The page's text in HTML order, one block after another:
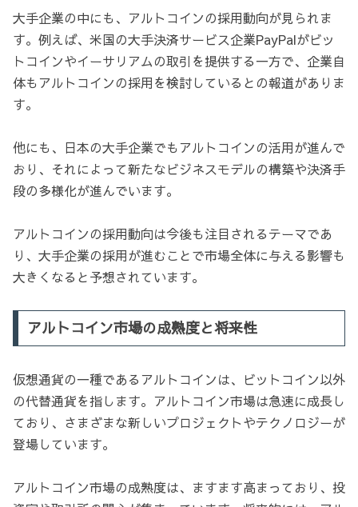
大手企業の中にも、アルトコインの採用動向が見られま
す。例えば、米国の大手決済サービス企業PayPalがビッ
トコインやイーサリアムの取引を提供する一方で、企業自
体もアルトコインの採用を検討しているとの報道がありま
す。
他にも、日本の大手企業でもアルトコインの活用が進んで
おり、それによって新たなビジネスモデルの構築や決済手
段の多様化が進んでいます。
アルトコインの採用動向は今後も注目されるテーマであ
り、大手企業の採用が進むことで市場全体に与える影響も
大きくなると予想されています。
アルトコイン市場の成熟度と将来性
仮想通貨の一種であるアルトコインは、ビットコイン以外
の代替通貨を指します。アルトコイン市場は急速に成長し
ており、さまざまな新しいプロジェクトやテクノロジーが
登場しています。
アルトコイン市場の成熟度は、ますます高まっており、投